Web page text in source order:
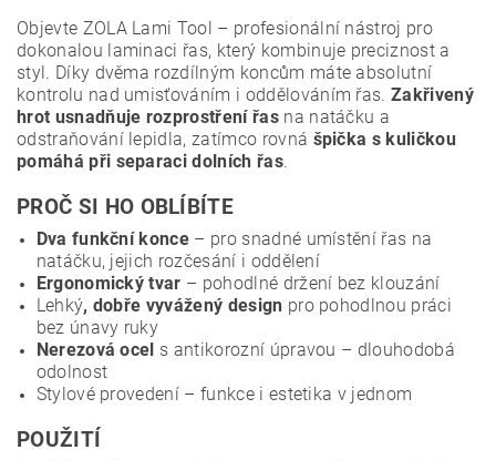
Objevte ZOLA Lami Tool – profesionální nástroj pro
dokonalou laminaci řas, který kombinuje preciznost a
styl. Díky dvěma rozdílným koncům máte absolutní
kontrolu nad umisťováním i oddělováním řas.Zakřivený
hrot usnadňuje rozprostření řasna natáčku a
odstraňování lepidla, zatímco rovná špička s kuličkou
pomáhá při separaci dolních řas.
PROČ SI HO OBLÍBÍTE
Dva funkční konce – pro snadné umístění řas na
natáčku, jejich rozčesání i oddělení
Ergonomický tvar – pohodlné držení bez klouzání
Lehký, dobře vyvážený design pro pohodlnou práci
bez únavy ruky
Nerezová ocel s antikorozní úpravou – dlouhodobá
odolnost
Stylové provedení – funkce i estetika v jednom
POUŽITÍ